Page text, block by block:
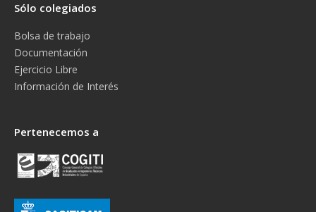
Sólo colegiados
Bolsa de trabajo
Documentación
Ejercicio Libre
Información de Interés
Pertenecemos a